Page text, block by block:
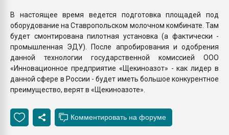
В настоящее время ведется подготовка площадей под
оборудование на Ставропольском молочном комбинате. Там
будет смонтирована пилотная установка (а фактически -
промышленная ЭДУ). После апробирования и одобрения
данной технологии государственной комиссией ООО
«Инновационное предприятие «Щекиноазот» - как лидер в
данной сфере в России - будет иметь большое конкурентное
преимущество, верят в «Щекиноазоте».